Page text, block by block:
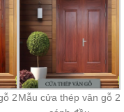
2Mẫu cửa thép vân gỗ 2